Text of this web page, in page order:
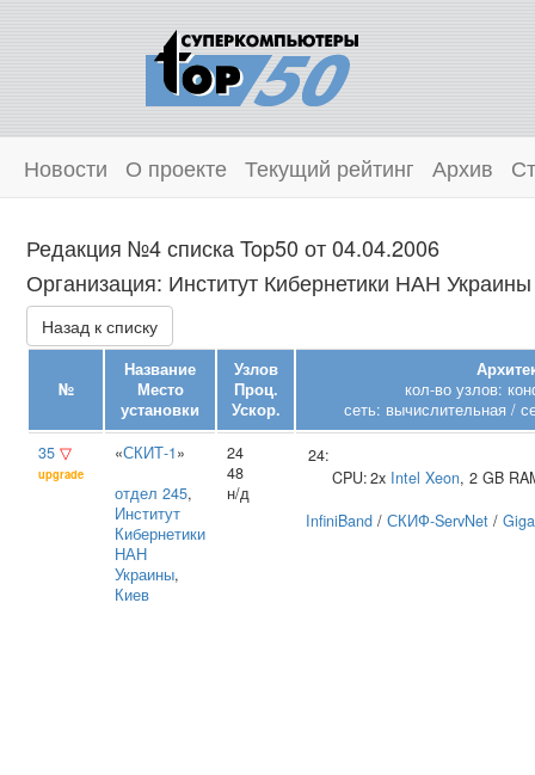
Новости О проекте Текущий рейтинг Архив
Редакция №4 списка Top50 от 04.04.2006
Организация: Институт Кибернетики НАН
Назад к списку
№
Название
Место
установки
Узлов
Проц.
Ускор.
кол-во узлов:
сеть: вычислительная /
35 ▽
upgrade
«СКИТ-1»
отдел 245,
Институт
Кибернетики
НАН
Украины,
Киев
24
48
н/д
24:
CPU:2x Intel Xeon, 2 GB
InfiniBand / СКИФ-ServNet /